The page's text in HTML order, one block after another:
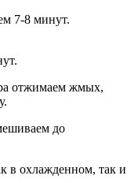
7-8 минут.
отжимаем жмых,
до
в охлажденном, так и